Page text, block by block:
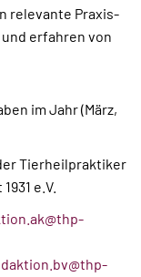
relevante Praxis-
erfahren von
im Jahr (März,
Tierheilpraktiker
e.V.